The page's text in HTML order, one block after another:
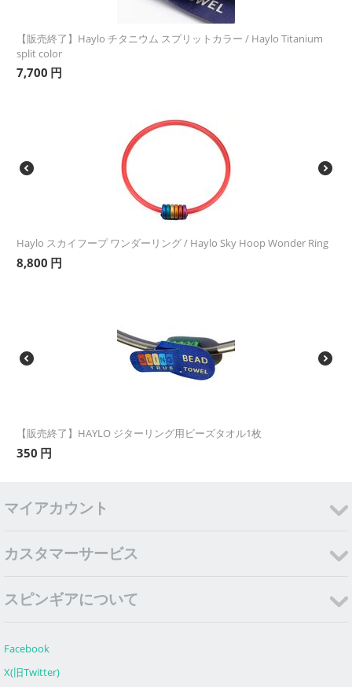
【販売終了】Haylo チタニウム スプリットカラー / Haylo Titanium
split color
7,700 円
Haylo スカイフープ ワンダーリング / Haylo Sky Hoop Wonder Ring
8,800 円
【販売終了】HAYLO ジターリング用ビーズタオル1枚
350 円
マイアカウント
カスタマーサービス
スピンギアについて
Facebook
X(旧Twitter)